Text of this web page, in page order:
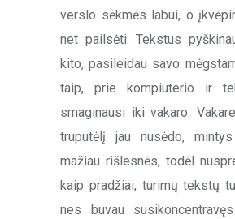
verslo sėkmės labui, o
net pailsėti. Tekstus
kito, pasileidau savo
taip, prie kompiuterio ir
smaginausi iki vakaro.
truputėlį jau nusėdo,
mažiau rišlesnės, todėl
kaip pradžiai, turimų tekstų
nes buvau